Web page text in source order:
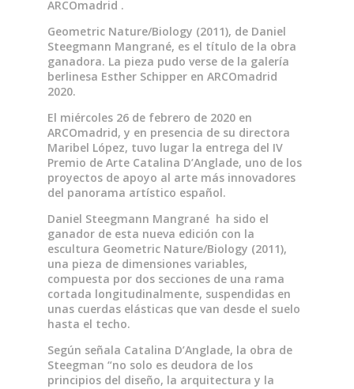
ARCOmadrid .
Geometric Nature/Biology (2011), de Daniel
Steegmann Mangrané, es el título de la obra
ganadora. La pieza pudo verse de la galería
berlinesa Esther Schipper en ARCOmadrid
2020.
El miércoles 26 de febrero de 2020 en
ARCOmadrid, y en presencia de su directora
Maribel López, tuvo lugar la entrega del IV
Premio de Arte Catalina D’Anglade, uno de los
proyectos de apoyo al arte más innovadores
del panorama artístico español.
Daniel Steegmann Mangrané ha sido el
ganador de esta nueva edición con la
escultura Geometric Nature/Biology (2011),
una pieza de dimensiones variables,
compuesta por dos secciones de una rama
cortada longitudinalmente, suspendidas en
unas cuerdas elásticas que van desde el suelo
hasta el techo.
Según señala Catalina D’Anglade, la obra de
Steegman “no solo es deudora de los
principios del diseño, la arquitectura y la